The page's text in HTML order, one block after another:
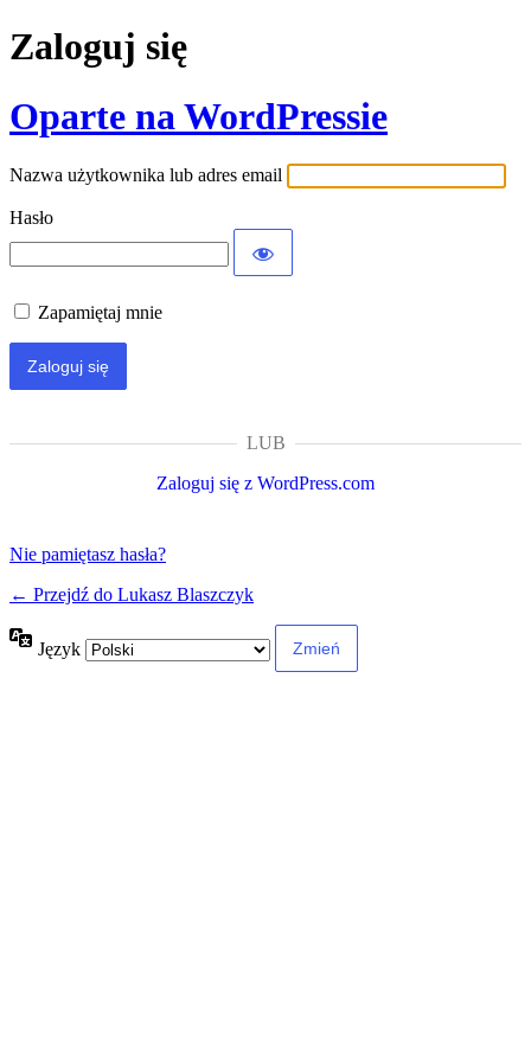
Zaloguj się
Oparte na WordPressie
Nazwa użytkownika lub adres email
Hasło
Zapamiętaj mnie
LUB
Zaloguj się z WordPress.com
Nie pamiętasz hasła?
← Przejdź do Lukasz Blaszczyk
Język